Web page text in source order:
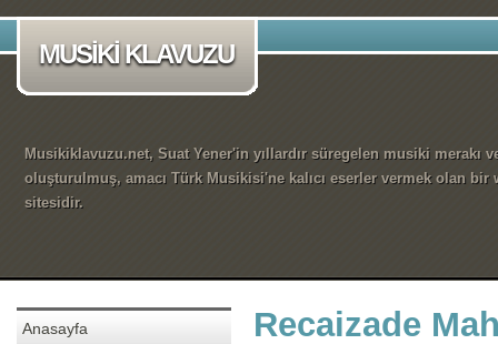
MUSİKİ KLAVUZU
Musikiklavuzu.net, Suat Yener'in yıllardır süregelen musiki merakı
oluşturulmuş, amacı Türk Musikisi'ne kalıcı eserler vermek olan bir
sitesidir.
Anasayfa
Recaizade